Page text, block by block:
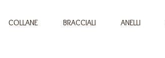
COLLANE BRACCIALI ANELLI